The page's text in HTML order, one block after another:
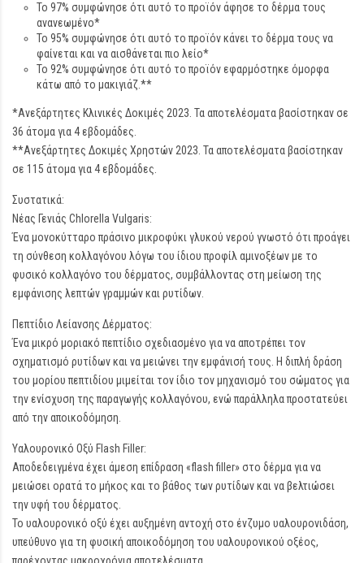
Το 97% συμφώνησε ότι αυτό το προϊόν άφησε το δέρμα τους
ανανεωμένο*
Το 95% συμφώνησε ότι αυτό το προϊόν κάνει το δέρμα τους να
φαίνεται και να αισθάνεται πιο λείο*
Το 92% συμφώνησε ότι αυτό το προϊόν εφαρμόστηκε όμορφα
κάτω από το μακιγιάζ.**
*Ανεξάρτητες Κλινικές Δοκιμές 2023. Τα αποτελέσματα βασίστηκαν σε
36 άτομα για 4 εβδομάδες.
**Ανεξάρτητες Δοκιμές Χρηστών 2023. Τα αποτελέσματα βασίστηκαν
σε 115 άτομα για 4 εβδομάδες.
Συστατικά:
Νέας Γενιάς Chlorella Vulgaris:
Ένα μονοκύτταρο πράσινο μικροφύκι γλυκού νερού γνωστό ότι προάγει
τη σύνθεση κολλαγόνου λόγω του ίδιου προφίλ αμινοξέων με το
φυσικό κολλαγόνο του δέρματος, συμβάλλοντας στη μείωση της
εμφάνισης λεπτών γραμμών και ρυτίδων.
Πεπτίδιο Λείανσης Δέρματος:
Ένα μικρό μοριακό πεπτίδιο σχεδιασμένο για να αποτρέπει τον
σχηματισμό ρυτίδων και να μειώνει την εμφάνισή τους. Η διπλή δράση
του μορίου πεπτιδίου μιμείται τον ίδιο τον μηχανισμό του σώματος για
την ενίσχυση της παραγωγής κολλαγόνου, ενώ παράλληλα προστατεύει
από την αποικοδόμηση.
Υαλουρονικό Οξύ Flash Filler:
Αποδεδειγμένα έχει άμεση επίδραση «flash filler» στο δέρμα για να
μειώσει ορατά το μήκος και το βάθος των ρυτίδων και να βελτιώσει
την υφή του δέρματος.
Το υαλουρονικό οξύ έχει αυξημένη αντοχή στο ένζυμο υαλουρονιδάση,
υπεύθυνο για τη φυσική αποικοδόμηση του υαλουρονικού οξέος,